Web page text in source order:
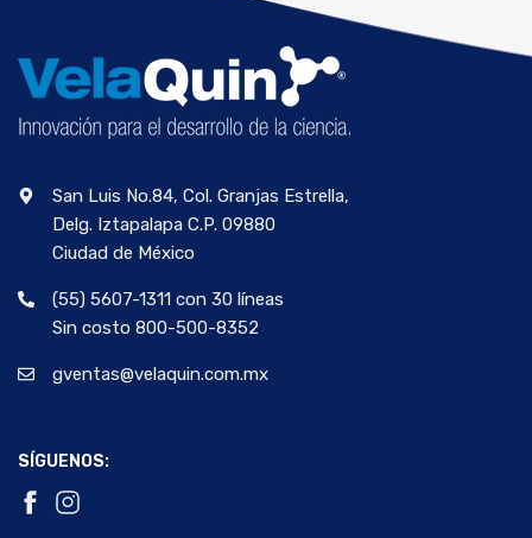
San Luis No.84, Col. Granjas Estrella,
Delg. Iztapalapa C.P. 09880
Ciudad de México
(55) 5607-1311 con 30 líneas
Sin costo 800-500-8352
gventas@velaquin.com.mx
SÍGUENOS: